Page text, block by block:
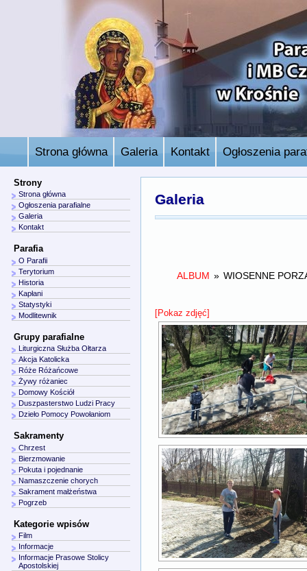
Strona główna Galeria Kontakt Ogłoszenia
Galeria
ALBUM » WIOSENNE
[Pokaz zdjęć]
Strony
Strona główna
Ogłoszenia parafialne
Galeria
Kontakt
Parafia
O Parafii
Terytorium
Historia
Kapłani
Statystyki
Modlitewnik
Grupy parafialne
Liturgiczna Służba Ołtarza
Akcja Katolicka
Róże Różańcowe
Żywy różaniec
Domowy Kościół
Duszpasterstwo Ludzi Pracy
Dzieło Pomocy Powołaniom
Sakramenty
Chrzest
Bierzmowanie
Pokuta i pojednanie
Namaszczenie chorych
Sakrament małżeństwa
Pogrzeb
Kategorie wpisów
Film
Informacje
Informacje Prasowe Stolicy
Apostolskiej